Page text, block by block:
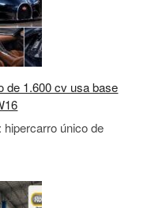
de 1.600 cv usa base
único de